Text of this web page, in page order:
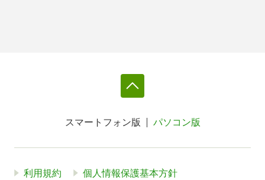
スマートフォン版 パソコン版
利用規約 個人情報保護基本方針